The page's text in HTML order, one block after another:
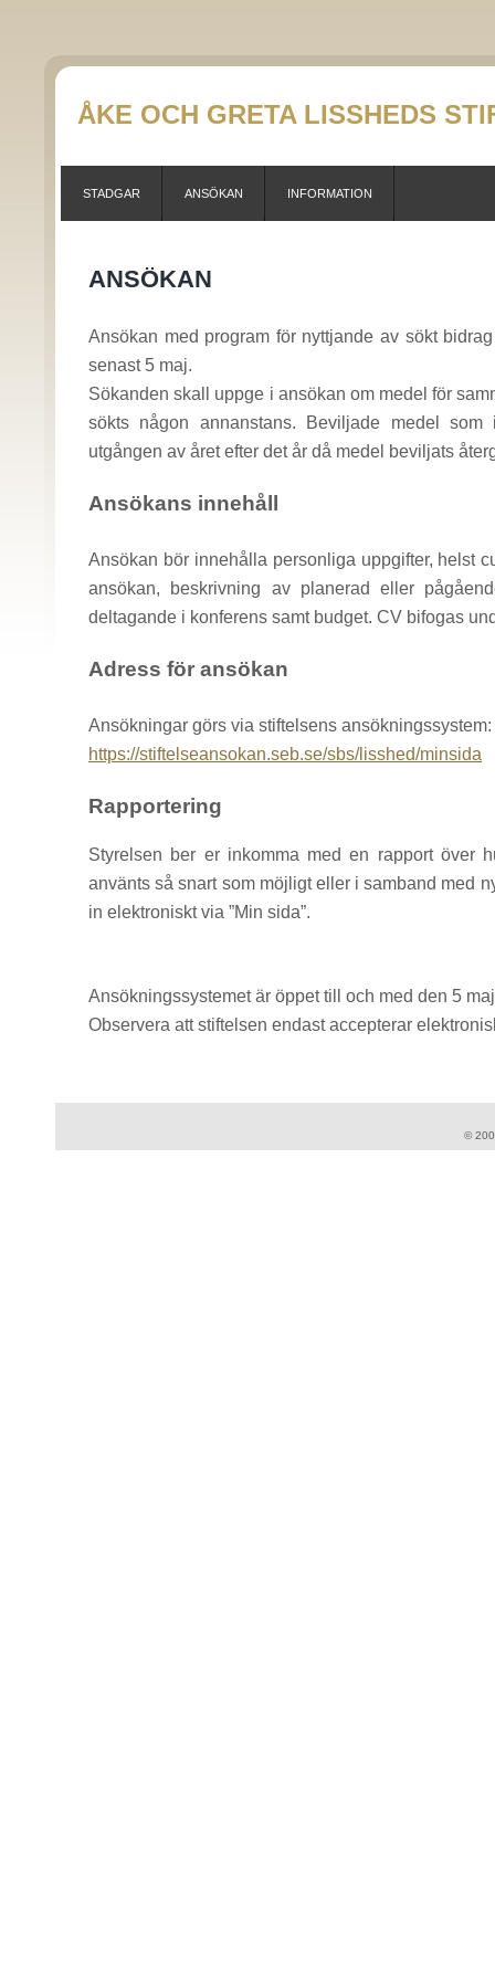
ÅKE OCH GRETA LISSHEDS
STADGAR ANSÖKAN INFORMATION
ANSÖKAN
Ansökan med program för nyttjande av sökt
senast 5 maj.
Sökanden skall uppge i ansökan om medel för
sökts någon annanstans. Beviljade medel
utgången av året efter det år då medel beviljats
Ansökans innehåll
Ansökan bör innehålla personliga uppgifter, helst
ansökan, beskrivning av planerad eller
deltagande i konferens samt budget. CV bifogas
Adress för ansökan
Ansökningar görs via stiftelsens ansökningssystem:
https://stiftelseansokan.seb.se/sbs/lisshed/minsida
Rapportering
Styrelsen ber er inkomma med en rapport över
använts så snart som möjligt eller i samband med
in elektroniskt via ”Min sida”.
Ansökningssystemet är öppet till och med den 5
Observera att stiftelsen endast accepterar
©